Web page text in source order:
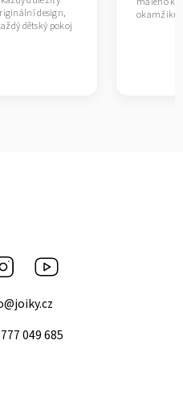
design,
dětský pokoj
okamžiku
Instagram
@joiky.cz
049 685